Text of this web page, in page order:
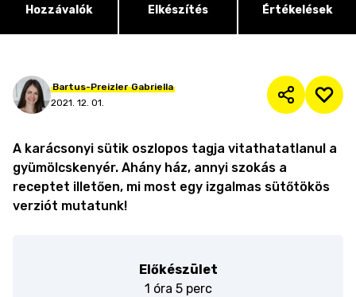
Hozzávalók Elkészítés Értékelések
Bartus-Preizler Gabriella
2021. 12. 01.
A karácsonyi sütik oszlopos tagja vitathatatlanul a
gyümölcskenyér. Ahány ház, annyi szokás a
receptet illetően, mi most egy izgalmas sütőtökös
verziót mutatunk!
Előkészület
1 óra 5 perc